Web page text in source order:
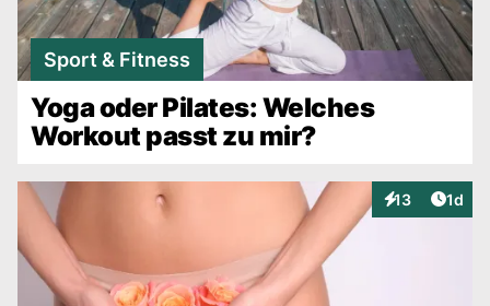
Sport & Fitness
Yoga oder Pilates: Welches
Workout passt zu mir?
13
Interaktionen
1d